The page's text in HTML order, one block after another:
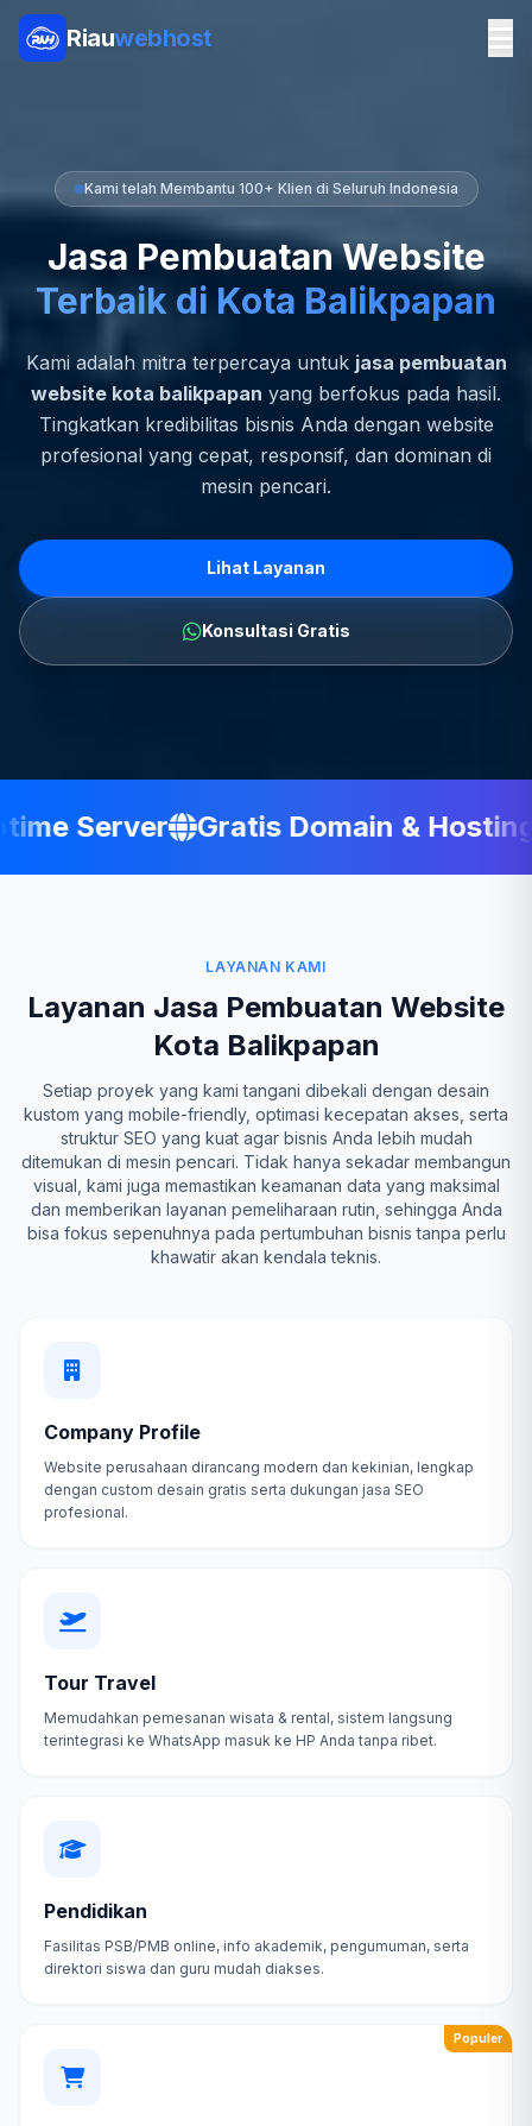
Riauwebhost
Kami telah Membantu 100+ Klien di Seluruh Indonesia
Jasa Pembuatan Website
Terbaik di Kota Balikpapan
Kami adalah mitra terpercaya untuk jasa pembuatan
website kota balikpapan yang berfokus pada hasil.
Tingkatkan kredibilitas bisnis Anda dengan website
profesional yang cepat, responsif, dan dominan di
mesin pencari.
Lihat Layanan
Konsultasi Gratis
Server Gratis Domain & Hosting
LAYANAN KAMI
Layanan Jasa Pembuatan Website
Kota Balikpapan
Setiap proyek yang kami tangani dibekali dengan desain
kustom yang mobile-friendly, optimasi kecepatan akses, serta
struktur SEO yang kuat agar bisnis Anda lebih mudah
ditemukan di mesin pencari. Tidak hanya sekadar membangun
visual, kami juga memastikan keamanan data yang maksimal
dan memberikan layanan pemeliharaan rutin, sehingga Anda
bisa fokus sepenuhnya pada pertumbuhan bisnis tanpa perlu
khawatir akan kendala teknis.
Company Profile
Website perusahaan dirancang modern dan kekinian, lengkap
dengan custom desain gratis serta dukungan jasa SEO
profesional.
Tour Travel
Memudahkan pemesanan wisata & rental, sistem langsung
terintegrasi ke WhatsApp masuk ke HP Anda tanpa ribet.
Pendidikan
Fasilitas PSB/PMB online, info akademik, pengumuman, serta
direktori siswa dan guru mudah diakses.
Populer